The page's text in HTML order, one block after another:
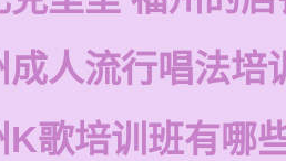
成人流行唱法培
K歌培训班有哪